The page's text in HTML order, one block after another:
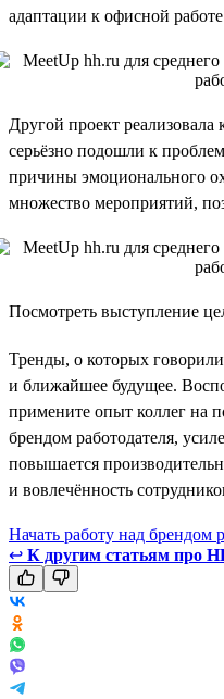
адаптации к офисной
Другой проект
серьёзно подошли к
причины эмоционального
множество мероприятий,
Посмотреть выступление
Тренды, о которых
и ближайшее будущее.
примените опыт коллег на
брендом работодателя,
повышается
и вовлечённость
Начать работу над брендом
↩ К другим статьям про